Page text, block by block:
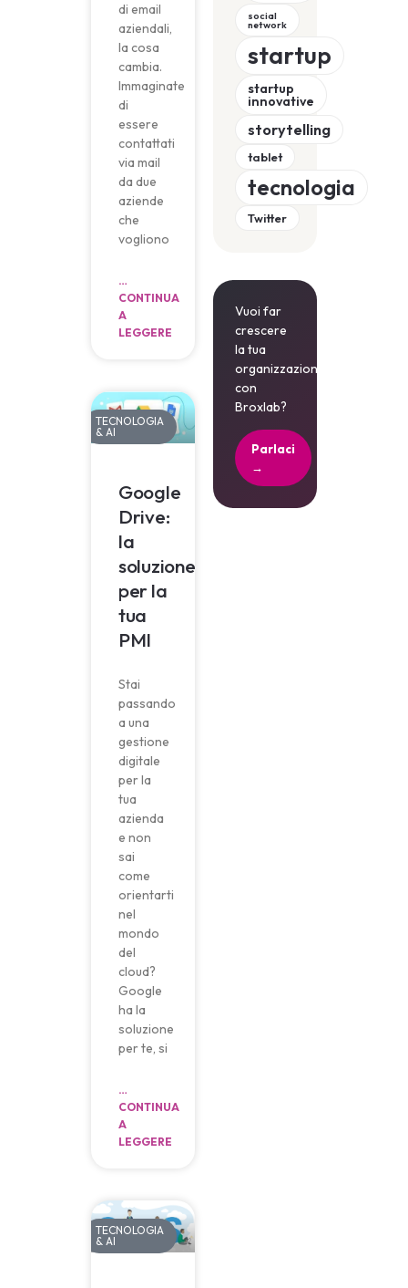
di email
aziendali,
la cosa
cambia.
Immaginate
di
essere
contattati
via mail
da due
aziende
che
vogliono
…
CONTINUA
A
LEGGERE
TECNOLOGIA
& AI
Google
Drive:
la
soluzione
per la
tua
PMI
Stai
passando
a una
gestione
digitale
per la
tua
azienda
e non
sai
come
orientarti
nel
mondo
del
cloud?
Google
ha la
soluzione
per te, si
…
CONTINUA
A
LEGGERE
TECNOLOGIA
& AI
social
network
startup
startup
innovative
storytelling
tablet
tecnologia
Twitter
Vuoi far
crescere
la tua
organizzazione
con
Broxlab?
Parlaci
→